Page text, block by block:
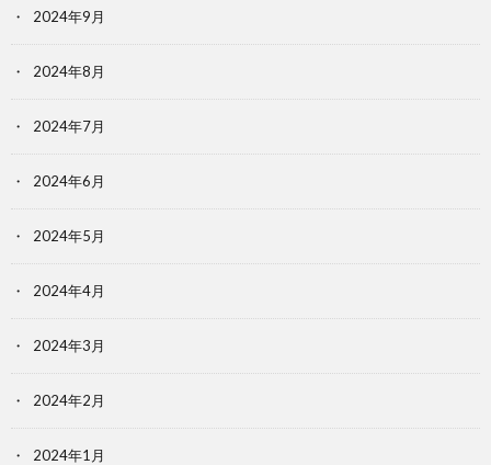
2024年9月
2024年8月
2024年7月
2024年6月
2024年5月
2024年4月
2024年3月
2024年2月
2024年1月